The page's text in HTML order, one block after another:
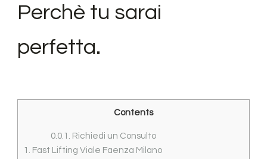
Perchè tu sarai
perfetta.
Contents
0.0.1.
Richiedi un Consulto
1.
Fast Lifting Viale Faenza Milano